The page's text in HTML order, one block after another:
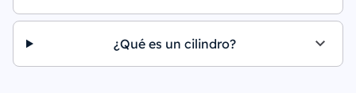
¿Qué es un cilindro?